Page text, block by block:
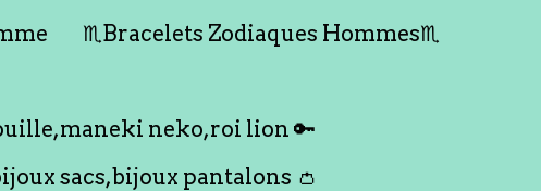
♏️Bracelets Zodiaques Hommes♏️
neko,roi lion 🔑
sacs,bijoux pantalons 👛